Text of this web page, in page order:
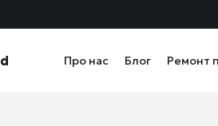
Про нас Блог Ремонт